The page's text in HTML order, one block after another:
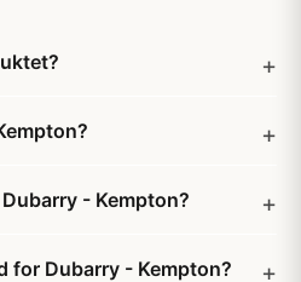
- Kempton?
for Dubarry - Kempton?